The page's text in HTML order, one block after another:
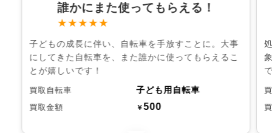
誰かにまた使ってもらえる！
★★★★★
子どもの成長に伴い、自転車を手放すことに。大事
にしてきた自転車を、また誰かに使ってもらえるこ
とが嬉しいです！
買取自転車 子ども用自転車
買取金額 ￥500